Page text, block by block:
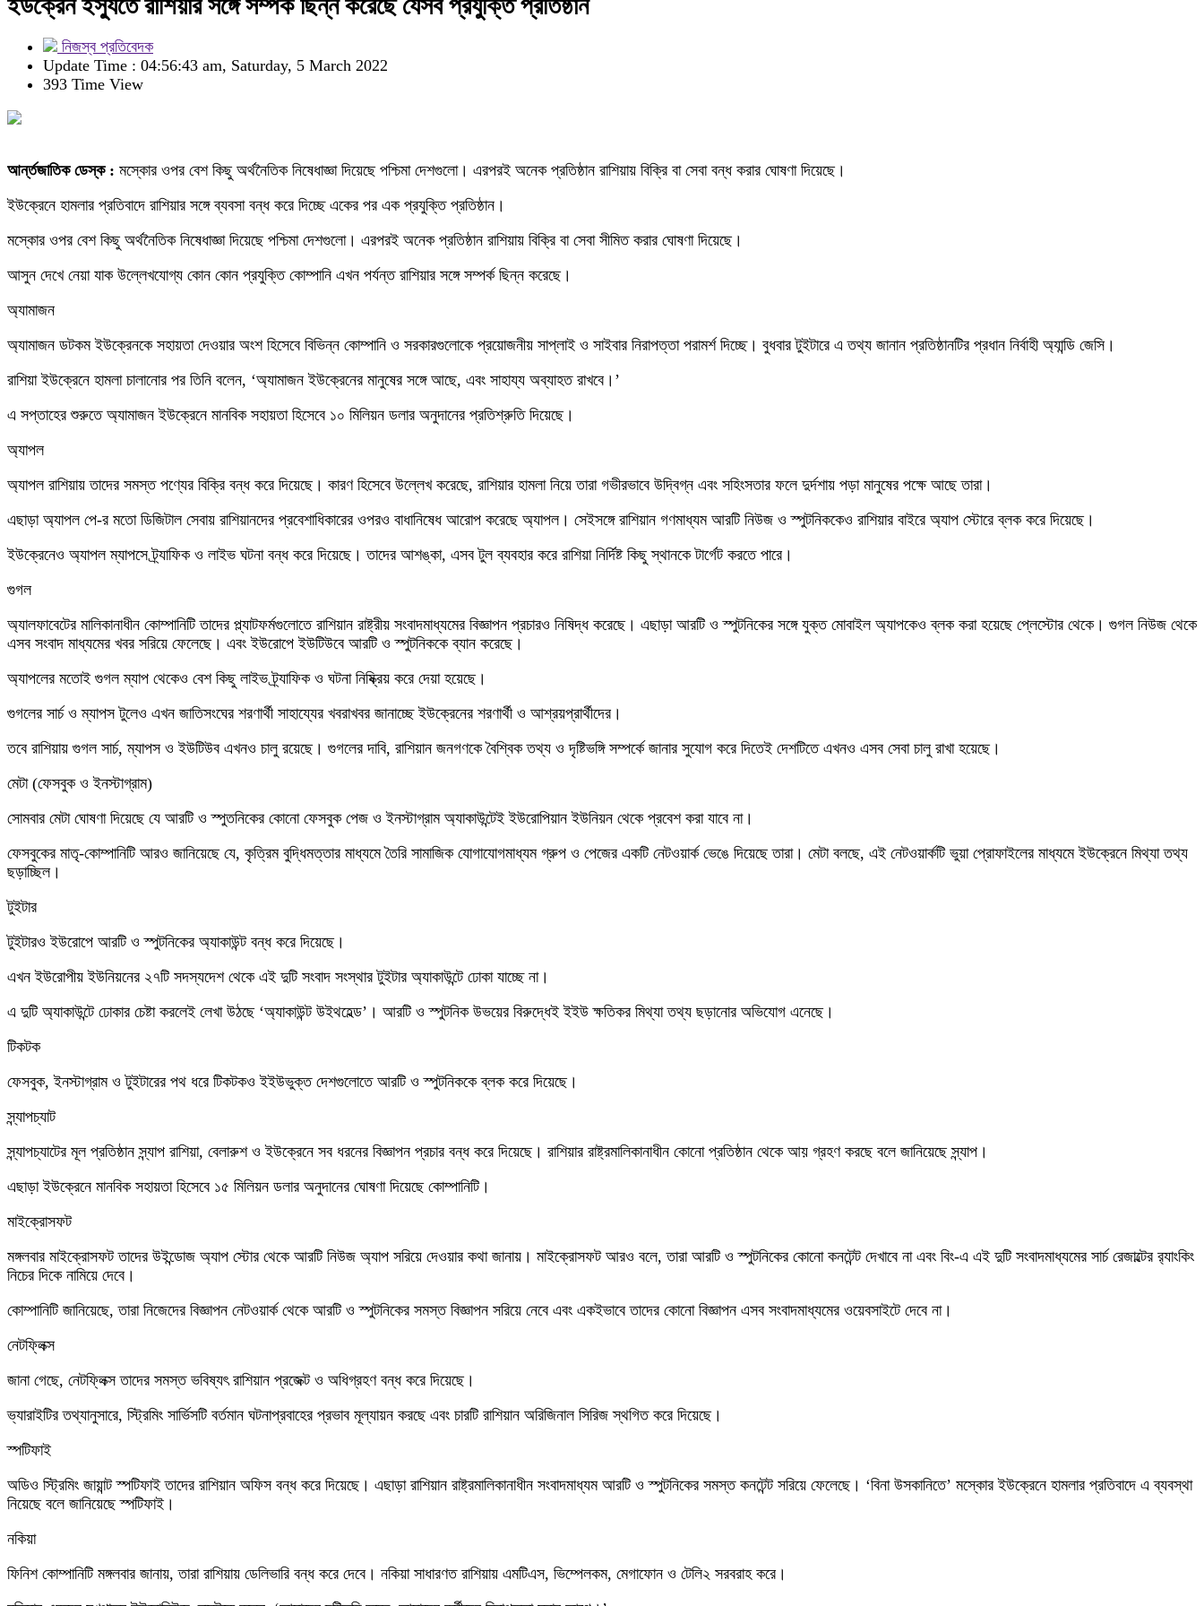
ইউক্রেন ইস্যুতে রাশিয়ার সঙ্গে সম্পর্ক ছিন্ন করেছে যেসব প্রযুক্তি প্রতিষ্ঠান
নিজস্ব প্রতিবেদক
Update Time : 04:56:43 am, Saturday, 5 March 2022
393 Time View
আর্ন্তজাতিক ডেস্ক : মস্কোর ওপর বেশ কিছু অর্থনৈতিক নিষেধাজ্ঞা দিয়েছে পশ্চিমা দেশগুলো। এরপরই অনেক প্রতিষ্ঠান রাশিয়ায় বিক্রি বা সেবা বন্ধ করার ঘোষণা দিয়েছে।
ইউক্রেনে হামলার প্রতিবাদে রাশিয়ার সঙ্গে ব্যবসা বন্ধ করে দিচ্ছে একের পর এক প্রযুক্তি প্রতিষ্ঠান।
মস্কোর ওপর বেশ কিছু অর্থনৈতিক নিষেধাজ্ঞা দিয়েছে পশ্চিমা দেশগুলো। এরপরই অনেক প্রতিষ্ঠান রাশিয়ায় বিক্রি বা সেবা সীমিত করার ঘোষণা দিয়েছে।
আসুন দেখে নেয়া যাক উল্লেখযোগ্য কোন কোন প্রযুক্তি কোম্পানি এখন পর্যন্ত রাশিয়ার সঙ্গে সম্পর্ক ছিন্ন করেছে।
অ্যামাজন
অ্যামাজন ডটকম ইউক্রেনকে সহায়তা দেওয়ার অংশ হিসেবে বিভিন্ন কোম্পানি ও সরকারগুলোকে প্রয়োজনীয় সাপ্লাই ও সাইবার নিরাপত্তা পরামর্শ দিচ্ছে। বুধবার টুইটারে এ তথ্য জানান প্রতিষ্ঠানটির প্রধান নির্বাহী অ্যান্ডি জেসি।
রাশিয়া ইউক্রেনে হামলা চালানোর পর তিনি বলেন, ‘অ্যামাজন ইউক্রেনের মানুষের সঙ্গে আছে, এবং সাহায্য অব্যাহত রাখবে।’
এ সপ্তাহের শুরুতে অ্যামাজন ইউক্রেনে মানবিক সহায়তা হিসেবে ১০ মিলিয়ন ডলার অনুদানের প্রতিশ্রুতি দিয়েছে।
অ্যাপল
অ্যাপল রাশিয়ায় তাদের সমস্ত পণ্যের বিক্রি বন্ধ করে দিয়েছে। কারণ হিসেবে উল্লেখ করেছে, রাশিয়ার হামলা নিয়ে তারা গভীরভাবে উদ্বিগ্ন এবং সহিংসতার ফলে দুর্দশায় পড়া মানুষের পক্ষে আছে তারা।
এছাড়া অ্যাপল পে-র মতো ডিজিটাল সেবায় রাশিয়ানদের প্রবেশাধিকারের ওপরও বাধানিষেধ আরোপ করেছে অ্যাপল। সেইসঙ্গে রাশিয়ান গণমাধ্যম আরটি নিউজ ও স্পুটনিককেও রাশিয়ার বাইরে অ্যাপ স্টোরে ব্লক করে দিয়েছে।
ইউক্রেনেও অ্যাপল ম্যাপসে ট্র্যাফিক ও লাইভ ঘটনা বন্ধ করে দিয়েছে। তাদের আশঙ্কা, এসব টুল ব্যবহার করে রাশিয়া নির্দিষ্ট কিছু স্থানকে টার্গেট করতে পারে।
গুগল
অ্যালফাবেটের মালিকানাধীন কোম্পানিটি তাদের প্ল্যাটফর্মগুলোতে রাশিয়ান রাষ্ট্রীয় সংবাদমাধ্যমের বিজ্ঞাপন প্রচারও নিষিদ্ধ করেছে। এছাড়া আরটি ও স্পুটনিকের সঙ্গে যুক্ত মোবাইল অ্যাপকেও ব্লক করা হয়েছে প্লেস্টোর থেকে। গুগল নিউজ থেকে
এসব সংবাদ মাধ্যমের খবর সরিয়ে ফেলেছে। এবং ইউরোপে ইউটিউবে আরটি ও স্পুটনিককে ব্যান করেছে।
অ্যাপলের মতোই গুগল ম্যাপ থেকেও বেশ কিছু লাইভ ট্র্যাফিক ও ঘটনা নিষ্ক্রিয় করে দেয়া হয়েছে।
গুগলের সার্চ ও ম্যাপস টুলেও এখন জাতিসংঘের শরণার্থী সাহায্যের খবরাখবর জানাচ্ছে ইউক্রেনের শরণার্থী ও আশ্রয়প্রার্থীদের।
তবে রাশিয়ায় গুগল সার্চ, ম্যাপস ও ইউটিউব এখনও চালু রয়েছে। গুগলের দাবি, রাশিয়ান জনগণকে বৈশ্বিক তথ্য ও দৃষ্টিভঙ্গি সম্পর্কে জানার সুযোগ করে দিতেই দেশটিতে এখনও এসব সেবা চালু রাখা হয়েছে।
মেটা (ফেসবুক ও ইনস্টাগ্রাম)
সোমবার মেটা ঘোষণা দিয়েছে যে আরটি ও স্পুতনিকের কোনো ফেসবুক পেজ ও ইনস্টাগ্রাম অ্যাকাউন্টেই ইউরোপিয়ান ইউনিয়ন থেকে প্রবেশ করা যাবে না।
ফেসবুকের মাতৃ-কোম্পানিটি আরও জানিয়েছে যে, কৃত্রিম বুদ্ধিমত্তার মাধ্যমে তৈরি সামাজিক যোগাযোগমাধ্যম গ্রুপ ও পেজের একটি নেটওয়ার্ক ভেঙে দিয়েছে তারা। মেটা বলছে, এই নেটওয়ার্কটি ভুয়া প্রোফাইলের মাধ্যমে ইউক্রেনে মিথ্যা তথ্য
ছড়াচ্ছিল।
টুইটার
টুইটারও ইউরোপে আরটি ও স্পুটনিকের অ্যাকাউন্ট বন্ধ করে দিয়েছে।
এখন ইউরোপীয় ইউনিয়নের ২৭টি সদস্যদেশ থেকে এই দুটি সংবাদ সংস্থার টুইটার অ্যাকাউন্টে ঢোকা যাচ্ছে না।
এ দুটি অ্যাকাউন্টে ঢোকার চেষ্টা করলেই লেখা উঠছে ‘অ্যাকাউন্ট উইথহেল্ড’। আরটি ও স্পুটনিক উভয়ের বিরুদ্ধেই ইইউ ক্ষতিকর মিথ্যা তথ্য ছড়ানোর অভিযোগ এনেছে।
টিকটক
ফেসবুক, ইনস্টাগ্রাম ও টুইটারের পথ ধরে টিকটকও ইইউভুক্ত দেশগুলোতে আরটি ও স্পুটনিককে ব্লক করে দিয়েছে।
স্ন্যাপচ্যাট
স্ন্যাপচ্যাটের মূল প্রতিষ্ঠান স্ন্যাপ রাশিয়া, বেলারুশ ও ইউক্রেনে সব ধরনের বিজ্ঞাপন প্রচার বন্ধ করে দিয়েছে। রাশিয়ার রাষ্ট্রমালিকানাধীন কোনো প্রতিষ্ঠান থেকে আয় গ্রহণ করছে বলে জানিয়েছে স্ন্যাপ।
এছাড়া ইউক্রেনে মানবিক সহায়তা হিসেবে ১৫ মিলিয়ন ডলার অনুদানের ঘোষণা দিয়েছে কোম্পানিটি।
মাইক্রোসফট
মঙ্গলবার মাইক্রোসফট তাদের উইন্ডোজ অ্যাপ স্টোর থেকে আরটি নিউজ অ্যাপ সরিয়ে দেওয়ার কথা জানায়। মাইক্রোসফট আরও বলে, তারা আরটি ও স্পুটনিকের কোনো কনটেন্ট দেখাবে না এবং বিং-এ এই দুটি সংবাদমাধ্যমের সার্চ রেজাল্টের র‍্যাংকিং
নিচের দিকে নামিয়ে দেবে।
কোম্পানিটি জানিয়েছে, তারা নিজেদের বিজ্ঞাপন নেটওয়ার্ক থেকে আরটি ও স্পুটনিকের সমস্ত বিজ্ঞাপন সরিয়ে নেবে এবং একইভাবে তাদের কোনো বিজ্ঞাপন এসব সংবাদমাধ্যমের ওয়েবসাইটে দেবে না।
নেটফ্লিক্স
জানা গেছে, নেটফ্লিক্স তাদের সমস্ত ভবিষ্যৎ রাশিয়ান প্রজেক্ট ও অধিগ্রহণ বন্ধ করে দিয়েছে।
ভ্যারাইটির তথ্যানুসারে, স্ট্রিমিং সার্ভিসটি বর্তমান ঘটনাপ্রবাহের প্রভাব মূল্যায়ন করছে এবং চারটি রাশিয়ান অরিজিনাল সিরিজ স্থগিত করে দিয়েছে।
স্পটিফাই
অডিও স্ট্রিমিং জায়ান্ট স্পটিফাই তাদের রাশিয়ান অফিস বন্ধ করে দিয়েছে। এছাড়া রাশিয়ান রাষ্ট্রমালিকানাধীন সংবাদমাধ্যম আরটি ও স্পুটনিকের সমস্ত কনটেন্ট সরিয়ে ফেলেছে। ‘বিনা উসকানিতে’ মস্কোর ইউক্রেনে হামলার প্রতিবাদে এ ব্যবস্থা
নিয়েছে বলে জানিয়েছে স্পটিফাই।
নকিয়া
ফিনিশ কোম্পানিটি মঙ্গলবার জানায়, তারা রাশিয়ায় ডেলিভারি বন্ধ করে দেবে। নকিয়া সাধারণত রাশিয়ায় এমটিএস, ভিম্পেলকম, মেগাফোন ও টেলি২ সরবরাহ করে।